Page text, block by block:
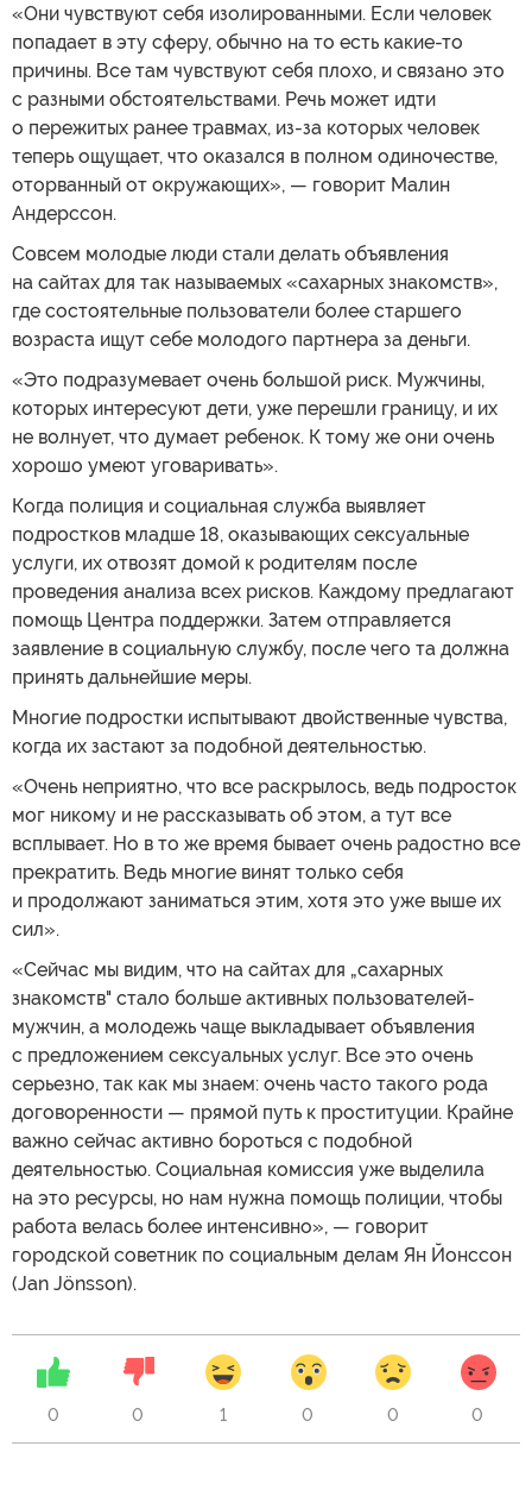
«Они чувствуют себя изолированными. Если человек
попадает в эту сферу, обычно на то есть какие-то
причины. Все там чувствуют себя плохо, и связано это
с разными обстоятельствами. Речь может идти
о пережитых ранее травмах, из-за которых человек
теперь ощущает, что оказался в полном одиночестве,
оторванный от окружающих», — говорит Малин
Андерссон.
Совсем молодые люди стали делать объявления
на сайтах для так называемых «сахарных знакомств»,
где состоятельные пользователи более старшего
возраста ищут себе молодого партнера за деньги.
«Это подразумевает очень большой риск. Мужчины,
которых интересуют дети, уже перешли границу, и их
не волнует, что думает ребенок. К тому же они очень
хорошо умеют уговаривать».
Когда полиция и социальная служба выявляет
подростков младше 18, оказывающих сексуальные
услуги, их отвозят домой к родителям после
проведения анализа всех рисков. Каждому предлагают
помощь Центра поддержки. Затем отправляется
заявление в социальную службу, после чего та должна
принять дальнейшие меры.
Многие подростки испытывают двойственные чувства,
когда их застают за подобной деятельностью.
«Очень неприятно, что все раскрылось, ведь подросток
мог никому и не рассказывать об этом, а тут все
всплывает. Но в то же время бывает очень радостно все
прекратить. Ведь многие винят только себя
и продолжают заниматься этим, хотя это уже выше их
сил».
«Сейчас мы видим, что на сайтах для „сахарных
знакомств" стало больше активных пользователей-
мужчин, а молодежь чаще выкладывает объявления
с предложением сексуальных услуг. Все это очень
серьезно, так как мы знаем: очень часто такого рода
договоренности — прямой путь к проституции. Крайне
важно сейчас активно бороться с подобной
деятельностью. Социальная комиссия уже выделила
на это ресурсы, но нам нужна помощь полиции, чтобы
работа велась более интенсивно», — говорит
городской советник по социальным делам Ян Йонссон
(Jan Jönsson).
0 0 1 0 0 0